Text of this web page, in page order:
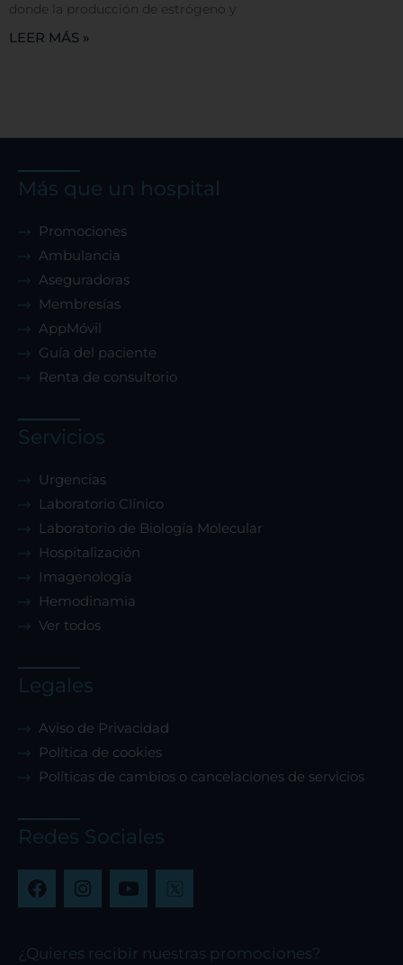
donde la producción de estrógeno y
LEER MÁS »
Más que un hospital
Promociones
Ambulancia
Aseguradoras
Membresías
AppMóvil
Guía del paciente
Renta de consultorio
Servicios
Urgencias
Laboratorio Clínico
Laboratorio de Biología Molecular
Hospitalización
Imagenología
Hemodinamia
Ver todos
Legales
Aviso de Privacidad
Política de cookies
Políticas de cambios o cancelaciones de servicios
Redes Sociales
F
a
b
I
n
a
Y
o
u
¿Quieres recibir nuestras promociones?